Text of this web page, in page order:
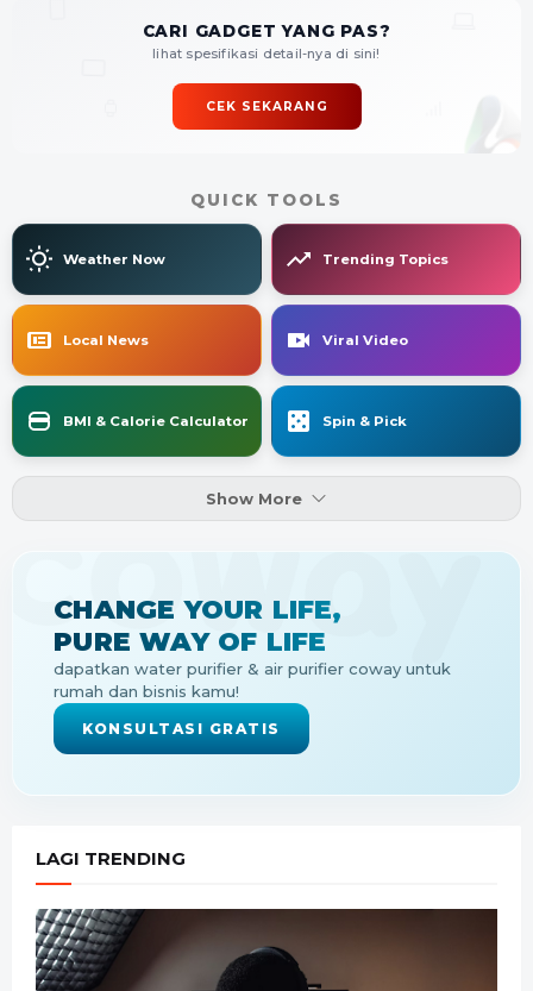
CARI GADGET YANG PAS?
lihat spesifikasi detail-nya di sini!
CEK SEKARANG
QUICK TOOLS
Weather Now Trending Topics
Local News Viral Video
BMI & Calorie Calculator Spin & Pick
Show More
CHANGE YOUR LIFE,
PURE WAY OF LIFE
dapatkan water purifier & air purifier coway untuk
rumah dan bisnis kamu!
KONSULTASI GRATIS
LAGI TRENDING